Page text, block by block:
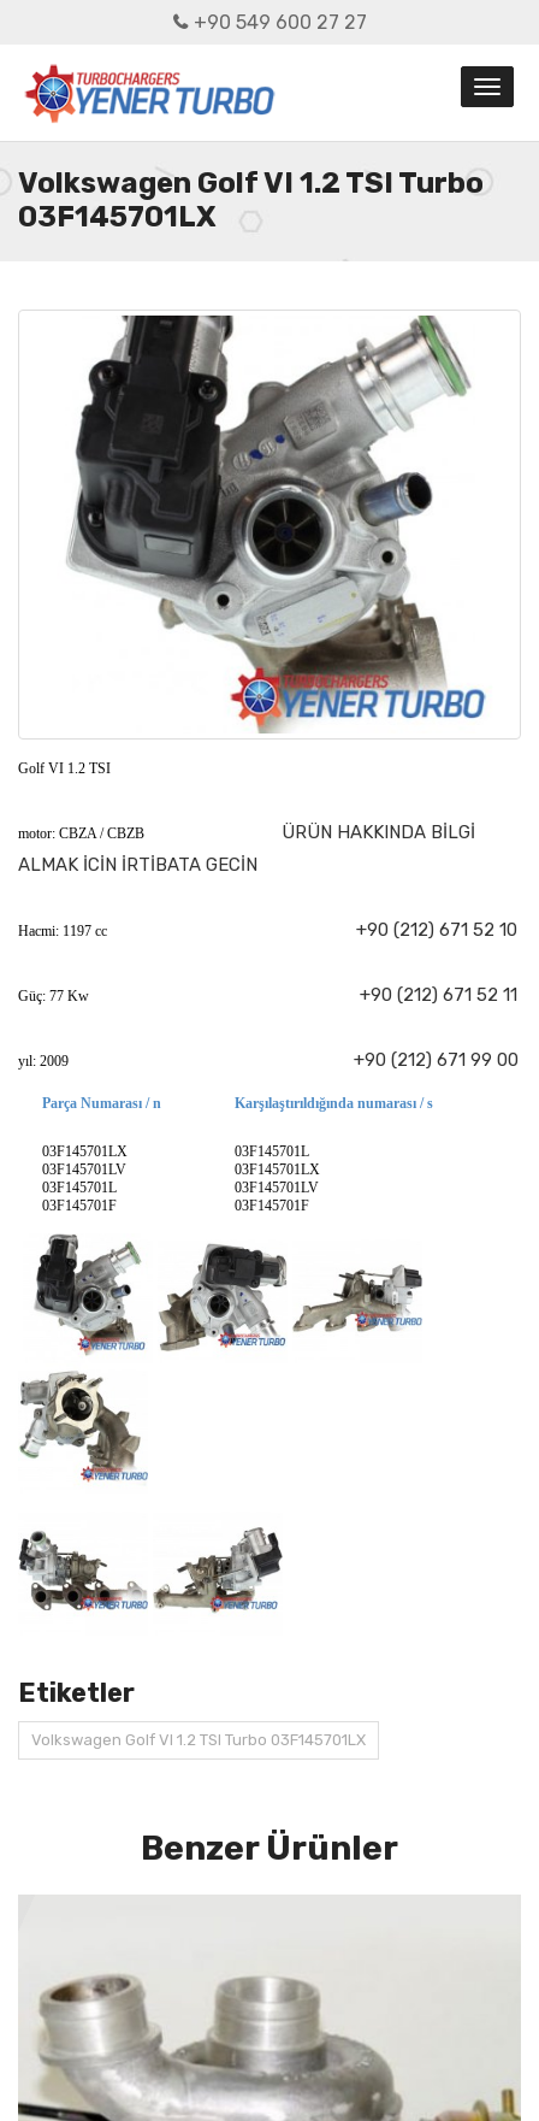
+90 549 600 27 27
Volkswagen Golf VI 1.2 TSI Turbo
03F145701LX
Golf VI 1.2 TSI
motor: CBZA / CBZB ÜRÜN HAKKINDA BİLGİ
ALMAK İCİN İRTİBATA GECİN
Hacmi: 1197 cc +90 (212) 671 52 10
Güç: 77 Kw +90 (212) 671 52 11
yıl: 2009 +90 (212) 671 99 00
Parça Numarası / n
03F145701LX
03F145701LV
03F145701L
03F145701F
Karşılaştırıldığında numarası / s
03F145701L
03F145701LX
03F145701LV
03F145701F
Etiketler
Volkswagen Golf VI 1.2 TSI Turbo 03F145701LX
Benzer Ürünler